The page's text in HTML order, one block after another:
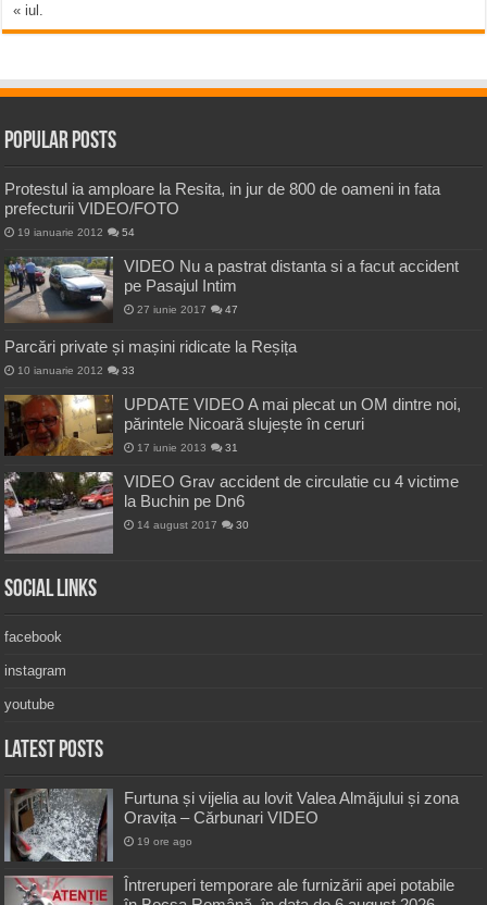
« iul.
Popular Posts
Protestul ia amploare la Resita, in jur de 800 de oameni in fata
prefecturii VIDEO/FOTO
19 ianuarie 2012 54
VIDEO Nu a pastrat distanta si a facut accident
pe Pasajul Intim
27 iunie 2017 47
Parcări private și mașini ridicate la Reșița
10 ianuarie 2012 33
UPDATE VIDEO A mai plecat un OM dintre noi,
părintele Nicoară slujește în ceruri
17 iunie 2013 31
VIDEO Grav accident de circulatie cu 4 victime
la Buchin pe Dn6
14 august 2017 30
Social Links
facebook
instagram
youtube
Latest Posts
Furtuna și vijelia au lovit Valea Almăjului și zona
Oravița – Cărbunari VIDEO
19 ore ago
Întreruperi temporare ale furnizării apei potabile